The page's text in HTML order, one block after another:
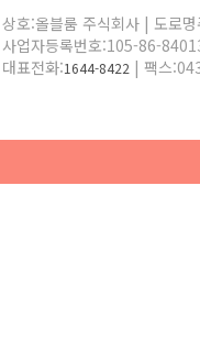
상호:올블룸 주식회사 | 도로
사업자등록번호:105-86-
대표전화:1644-8422 | 팩스